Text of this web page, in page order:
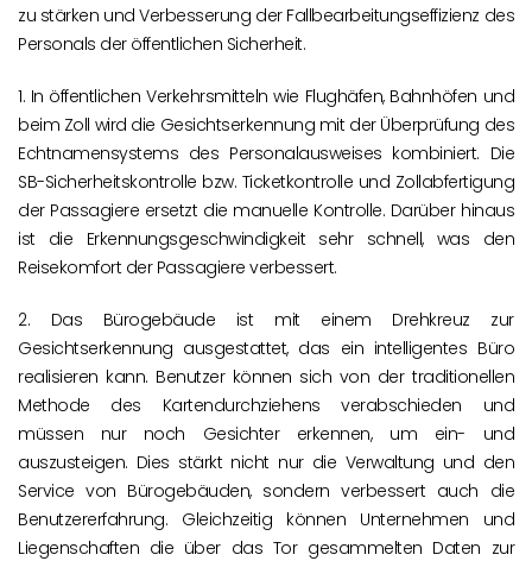
zu stärken und Verbesserung der Fallbearbeitungseffizienz des
Personals der öffentlichen Sicherheit.
1. In öffentlichen Verkehrsmitteln wie Flughäfen, Bahnhöfen und
beim Zoll wird die Gesichtserkennung mit der Überprüfung des
Echtnamensystems des Personalausweises kombiniert. Die
SB-Sicherheitskontrolle bzw. Ticketkontrolle und Zollabfertigung
der Passagiere ersetzt die manuelle Kontrolle. Darüber hinaus
ist die Erkennungsgeschwindigkeit sehr schnell, was den
Reisekomfort der Passagiere verbessert.
2. Das Bürogebäude ist mit einem Drehkreuz zur
Gesichtserkennung ausgestattet, das ein intelligentes Büro
realisieren kann. Benutzer können sich von der traditionellen
Methode des Kartendurchziehens verabschieden und
müssen nur noch Gesichter erkennen, um ein- und
auszusteigen. Dies stärkt nicht nur die Verwaltung und den
Service von Bürogebäuden, sondern verbessert auch die
Benutzererfahrung. Gleichzeitig können Unternehmen und
Liegenschaften die über das Tor gesammelten Daten zur